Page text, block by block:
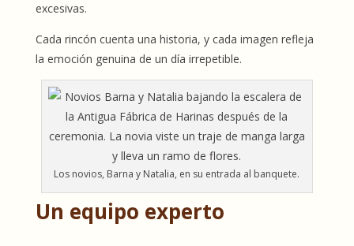
excesivas.
Cada rincón cuenta una historia, y cada imagen refleja
la emoción genuina de un día irrepetible.
Los novios, Barna y Natalia, en su entrada al banquete.
Un equipo experto